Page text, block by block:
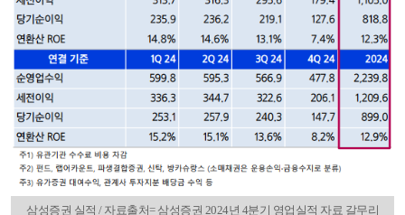
삼성증권 실적 / 자료출처= 삼성증권 2024년 4분기 영업실적 자료 갈무리